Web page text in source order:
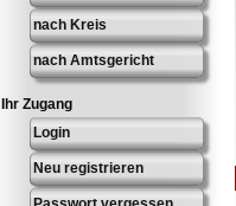
nach Kreis
nach Amtsgericht
Ihr Zugang
Login
Neu registrieren